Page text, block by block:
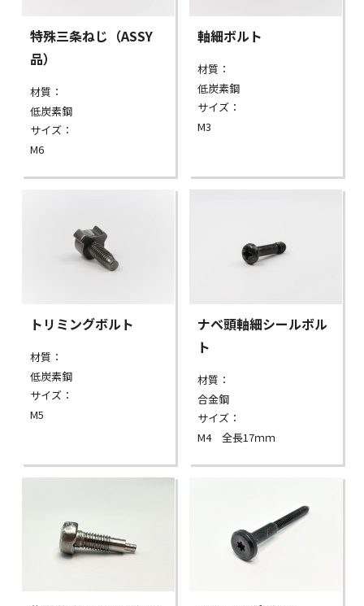
特殊三条ねじ（ASSY
品）
材質：
低炭素鋼
サイズ：
M6
軸細ボルト
材質：
低炭素鋼
サイズ：
M3
トリミングボルト
材質：
低炭素鋼
サイズ：
M5
ナベ頭軸細シールボル
ト
材質：
合金鋼
サイズ：
M4 全長17ｍｍ